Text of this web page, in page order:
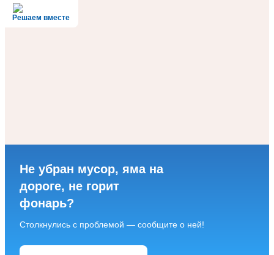
Решаем вместе
Не убран мусор, яма на
дороге, не горит
фонарь?
Столкнулись с проблемой — сообщите о ней!